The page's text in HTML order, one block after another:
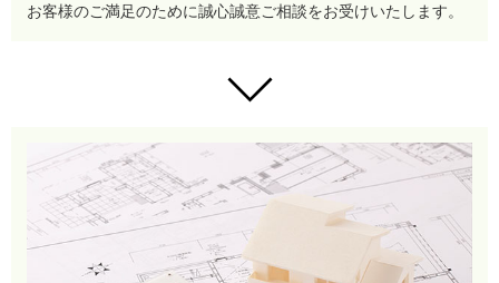
お客様のご満足のために誠心誠意ご相談をお受けいたします。